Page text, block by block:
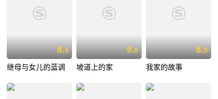
8.5
继母与女儿的蓝调
9.0
坡道上的家
8.9
我家的故事